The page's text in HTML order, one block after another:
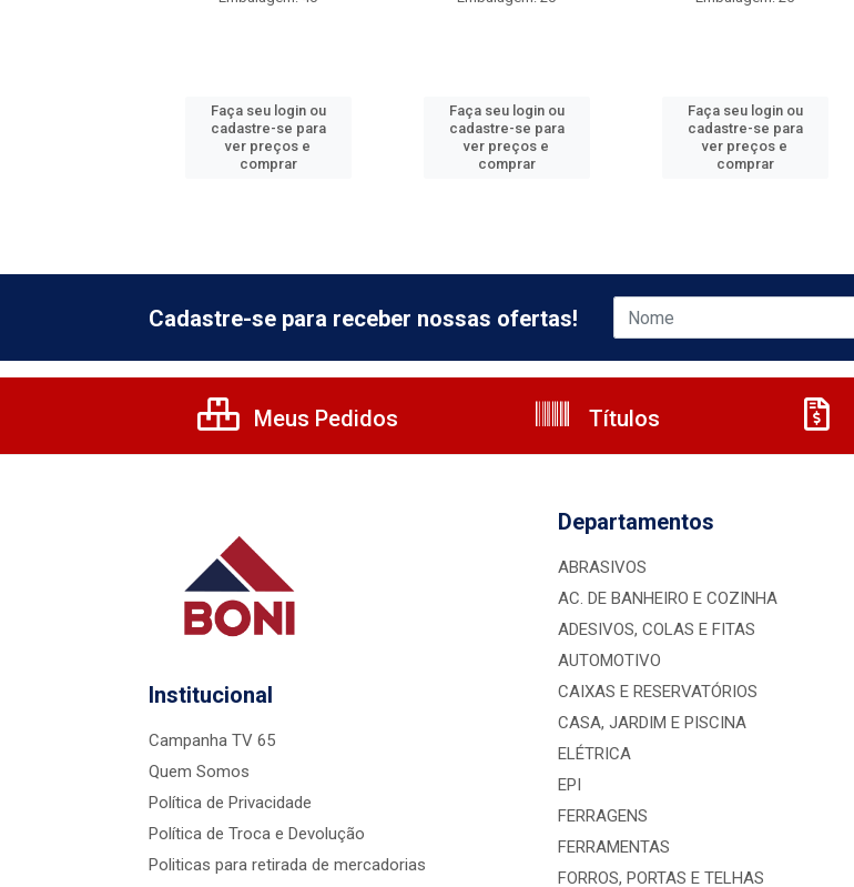
Faça seu login ou
cadastre-se para
ver preços e
comprar
Faça seu login ou
cadastre-se para
ver preços e
comprar
Faça seu login ou
cadastre-se para
ver preços e
comprar
Cadastre-se para receber nossas ofertas!
Meus Pedidos Títulos
Institucional
Campanha TV 65
Quem Somos
Política de Privacidade
Política de Troca e Devolução
Politicas para retirada de mercadorias
Departamentos
ABRASIVOS
AC. DE BANHEIRO E COZINHA
ADESIVOS, COLAS E FITAS
AUTOMOTIVO
CAIXAS E RESERVATÓRIOS
CASA, JARDIM E PISCINA
ELÉTRICA
EPI
FERRAGENS
FERRAMENTAS
FORROS, PORTAS E TELHAS